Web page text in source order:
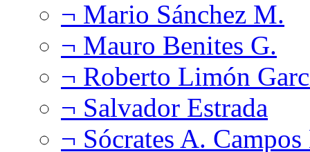
¬ Mario Sánchez M.
¬ Mauro Benites G.
¬ Roberto Limón
¬ Salvador Estrada
¬ Sócrates A.